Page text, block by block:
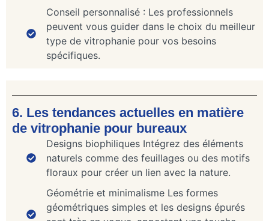
Conseil personnalisé : Les professionnels
peuvent vous guider dans le choix du meilleur
type de vitrophanie pour vos besoins
spécifiques.
6. Les tendances actuelles en matière
de vitrophanie pour bureaux
Designs biophiliques Intégrez des éléments
naturels comme des feuillages ou des motifs
floraux pour créer un lien avec la nature.
Géométrie et minimalisme Les formes
géométriques simples et les designs épurés